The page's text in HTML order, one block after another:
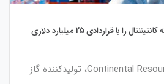
هارولد هام پیشنهاد می کند که کانتیننتال را با قراردادی 25 میلیارد دلاری
شرکت Continental Resources(NYSE:CLR)، تولیدکننده گاز